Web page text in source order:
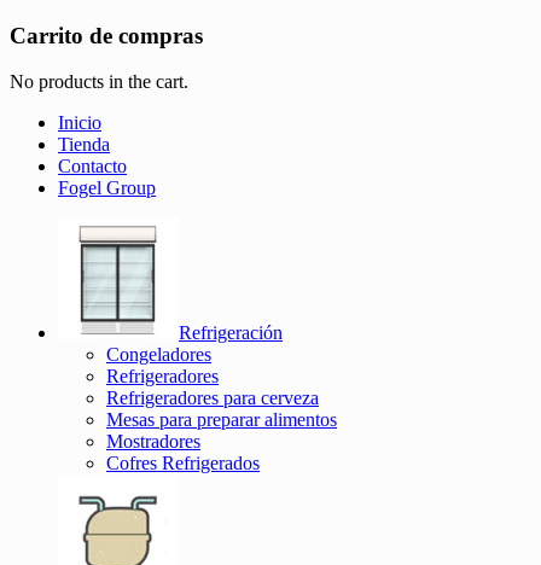
Carrito de compras
No products in the cart.
Inicio
Tienda
Contacto
Fogel Group
Refrigeración
Congeladores
Refrigeradores
Refrigeradores para cerveza
Mesas para preparar alimentos
Mostradores
Cofres Refrigerados